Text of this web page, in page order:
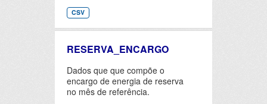
CSV
RESERVA_ENCARGO
Dados que que compõe o
encargo de energia de reserva
no mês de referência.